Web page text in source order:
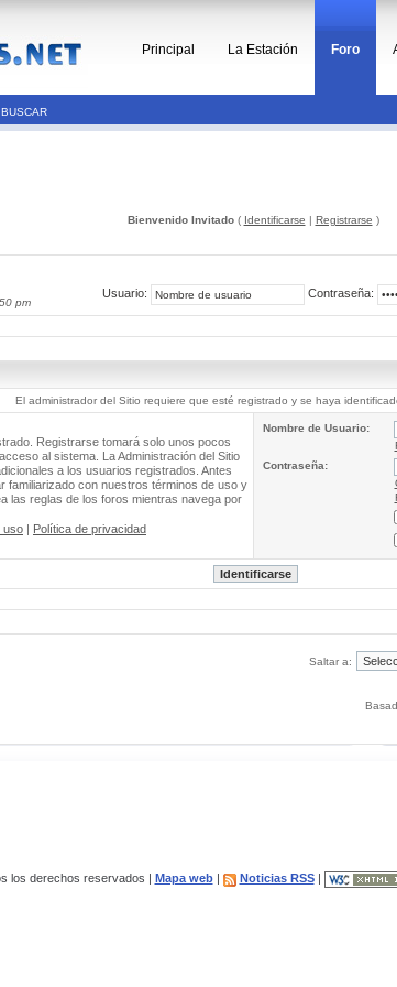
Principal La Estación Foro
BUSCAR
Bienvenido Invitado( Identificarse | Registrarse )
pm
Usuario: Contraseña:
El administrador del Sitio requiere que esté registrado y se haya
Registrarse tomará solo unos pocos
al sistema. La Administración del Sitio
a los usuarios registrados. Antes
familiarizado con nuestros términos de uso y
las reglas de los foros mientras navega por
uso | Política de privacidad
Nombre de Usuario:
Contraseña:
Saltar a:
los derechos reservados | Mapa web| Noticias RSS|